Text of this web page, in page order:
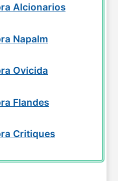
Alcionarios
Napalm
Ovicida
Flandes
Critiques